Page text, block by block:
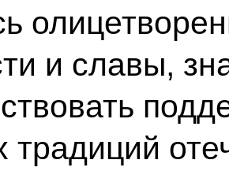
и славы,
традиций